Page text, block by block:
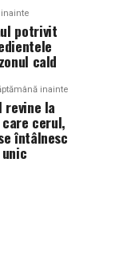
potrivit
cald
inainte
revine la
cerul,
întâlnesc